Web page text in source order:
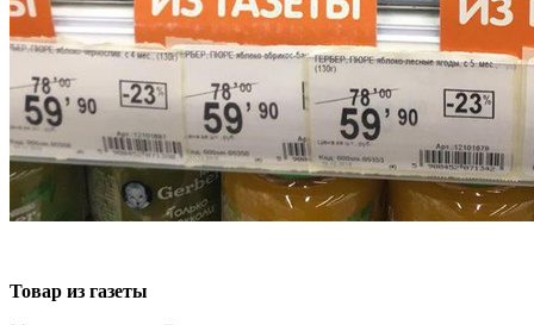
Товар из газеты